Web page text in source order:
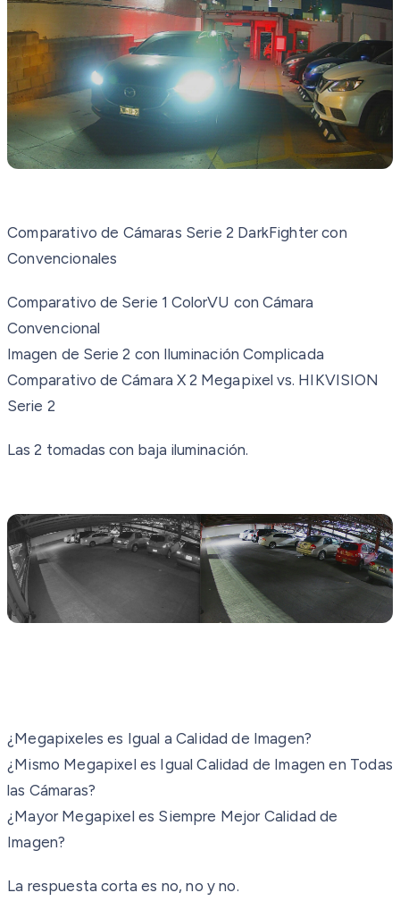
Comparativo de Cámaras Serie 2 DarkFighter con
Convencionales
Comparativo de Serie 1 ColorVU con Cámara
Convencional
Imagen de Serie 2 con Iluminación Complicada
Comparativo de Cámara X 2 Megapixel vs. HIKVISION
Serie 2
Las 2 tomadas con baja iluminación.
¿Megapixeles es Igual a Calidad de Imagen?
¿Mismo Megapixel es Igual Calidad de Imagen en Todas
las Cámaras?
¿Mayor Megapixel es Siempre Mejor Calidad de
Imagen?
La respuesta corta es no, no y no.